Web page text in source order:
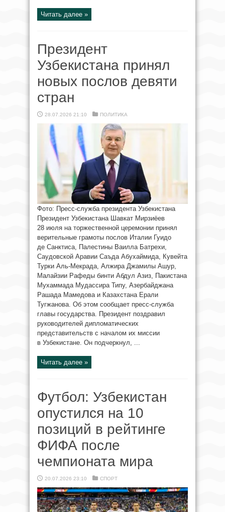
Читать далее »
Президент
Узбекистана принял
новых послов девяти
стран
28.07.2026 21:10 ПОЛИТИКА
Фото: Пресс-служба президента Узбекистана
Президент Узбекистана Шавкат Мирзиёев
28 июля на торжественной церемонии принял
верительные грамоты послов Италии Гуидо
де Санктиса, Палестины Ваилла Батрехи,
Саудовской Аравии Саъда Абухаймида, Кувейта
Турки Аль-Мекрада, Алжира Джамилы Ашур,
Малайзии Рафеды бинти Абдул Азиз, Пакистана
Мухаммада Мудассира Типу, Азербайджана
Рашада Мамедова и Казахстана Ерали
Тугжанова. Об этом сообщает пресс-служба
главы государства. Президент поздравил
руководителей дипломатических
представительств с началом их миссии
в Узбекистане. Он подчеркнул, ...
Читать далее »
Футбол: Узбекистан
опустился на 10
позиций в рейтинге
ФИФА после
чемпионата мира
20.07.2026 23:10 СПОРТ